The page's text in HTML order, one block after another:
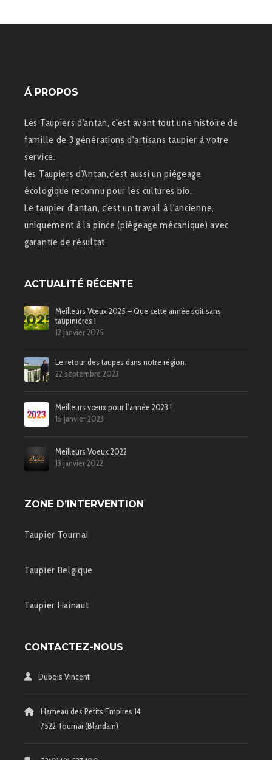
Á PROPOS
Les Taupiers d'antan, c'est avant tout une histoire de
famille de 3 générations d'artisans taupier à votre
service.
les Taupiers d'Antan,c'est aussi un piégeage
écologique reconnu pour les cultures bio.
Le taupier d'antan, c'est un travail à l'ancienne,
uniquement à la pince (piégeage mécanique) avec
garantie de résultat.
ACTUALITÉ RÉCENTE
Meilleurs Vœux 2025 – Que cette année soit sans
taupinières !
12 janvier 2025
Le retour des taupes dans notre région.
22 septembre 2023
Meilleurs vœux pour l’année 2023 !
15 janvier 2023
Meilleurs Voeux 2022
13 janvier 2022
ZONE D’INTERVENTION
Taupier Tournai
Taupier Belgique
Taupier Hainaut
CONTACTEZ-NOUS
Dubois Vincent
Hameau des Petits Empires 14
7522 Tournai (Blandain)